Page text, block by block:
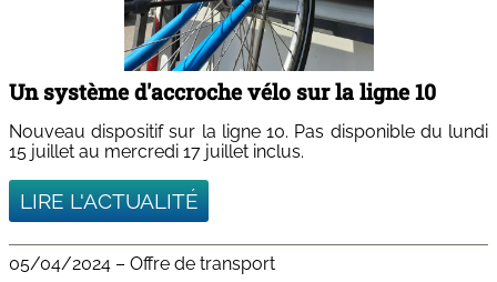
Un système d'accroche vélo sur la ligne 10
Nouveau dispositif sur la ligne 10. Pas disponible du lundi
15 juillet au mercredi 17 juillet inclus.
LIRE L'ACTUALITÉ
05/04/2024 – Offre de transport